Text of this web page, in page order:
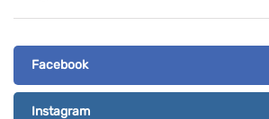
Facebook
Instagram